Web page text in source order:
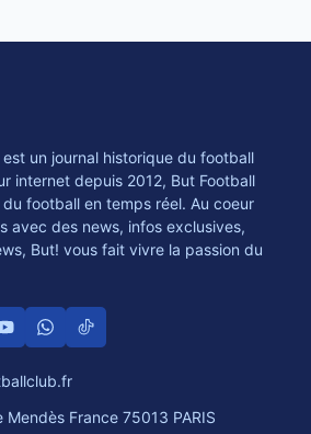
un journal historique du football
internet depuis 2012, But Football
football en temps réel. Au coeur
avec des news, infos exclusives,
But! vous fait vivre la passion du
Mendès France 75013 PARIS